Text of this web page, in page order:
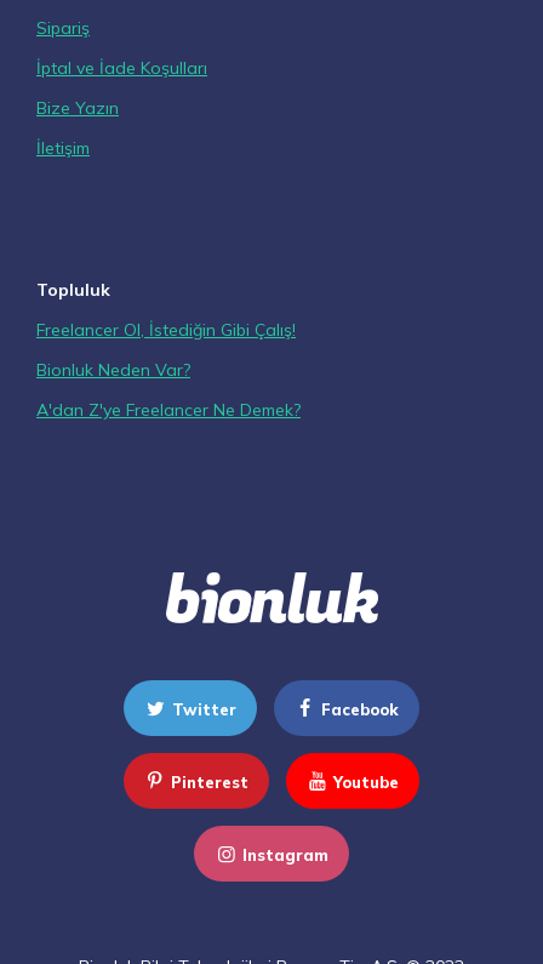
Sipariş
İptal ve İade Koşulları
Bize Yazın
İletişim
Topluluk
Freelancer Ol, İstediğin Gibi Çalış!
Bionluk Neden Var?
A'dan Z'ye Freelancer Ne Demek?
Twitter Facebook
Pinterest Youtube
Instagram